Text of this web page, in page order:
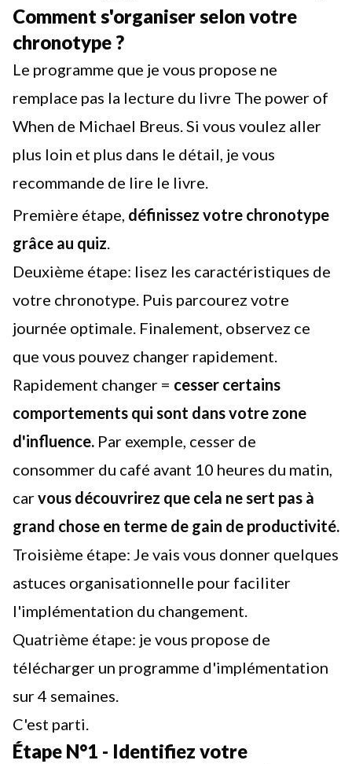
Comment s'organiser selon votre
chronotype ?
Le programme que je vous propose ne
remplace pas la lecture du livre The power of
When de Michael Breus. Si vous voulez aller
plus loin et plus dans le détail, je vous
recommande de lire le livre.
Première étape, définissez votre chronotype
grâce au quiz.
Deuxième étape: lisez les caractéristiques de
votre chronotype. Puis parcourez votre
journée optimale. Finalement, observez ce
que vous pouvez changer rapidement.
Rapidement changer = cesser certains
comportements qui sont dans votre zone
d'influence. Par exemple, cesser de
consommer du café avant 10 heures du matin,
carvous découvrirez que cela ne sert pas à
grand chose en terme de gain de productivité.
Troisième étape: Je vais vous donner quelques
astuces organisationnelle pour faciliter
l'implémentation du changement.
Quatrième étape: je vous propose de
télécharger un programme d'implémentation
sur 4 semaines.
C'est parti.
Étape N°1 - Identifiez votre